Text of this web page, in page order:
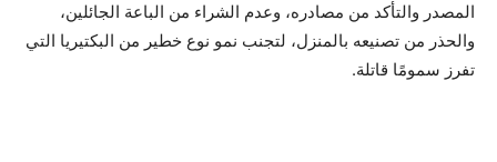
المصدر والتأكد من مصادره، وعدم الشراء من الباعة الجائلين،
والحذر من تصنيعه بالمنزل، لتجنب نمو نوع خطير من البكتيريا التي
تفرز سمومًا قاتلة.